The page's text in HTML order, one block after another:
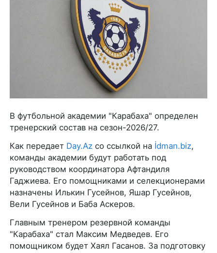
В футбольной академии "Карабаха" определен
тренерский состав на сезон-2026/27.
Как передает Day.Az со ссылкой на İdman.biz,
команды академии будут работать под
руководством координатора Афтандиля
Гаджиева. Его помощниками и селекционерами
назначены Илькин Гусейнов, Яшар Гусейнов,
Вели Гусейнов и Баба Аскеров.
Главным тренером резервной команды
"Карабаха" стал Максим Медведев. Его
помощником будет Хаял Гасанов. За подготовку